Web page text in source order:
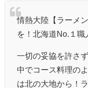
情熱大陸【ラーメ
を！北海道No.１職
一切の妥協を許さ
中でコース料理の
は北の大地から！